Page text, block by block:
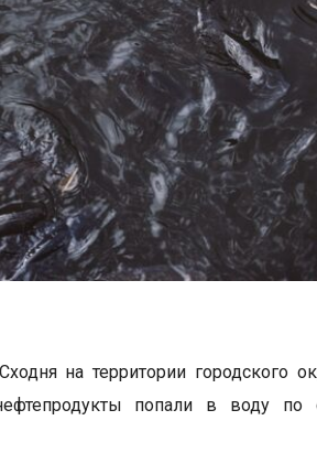
на территории городского
попали в воду по